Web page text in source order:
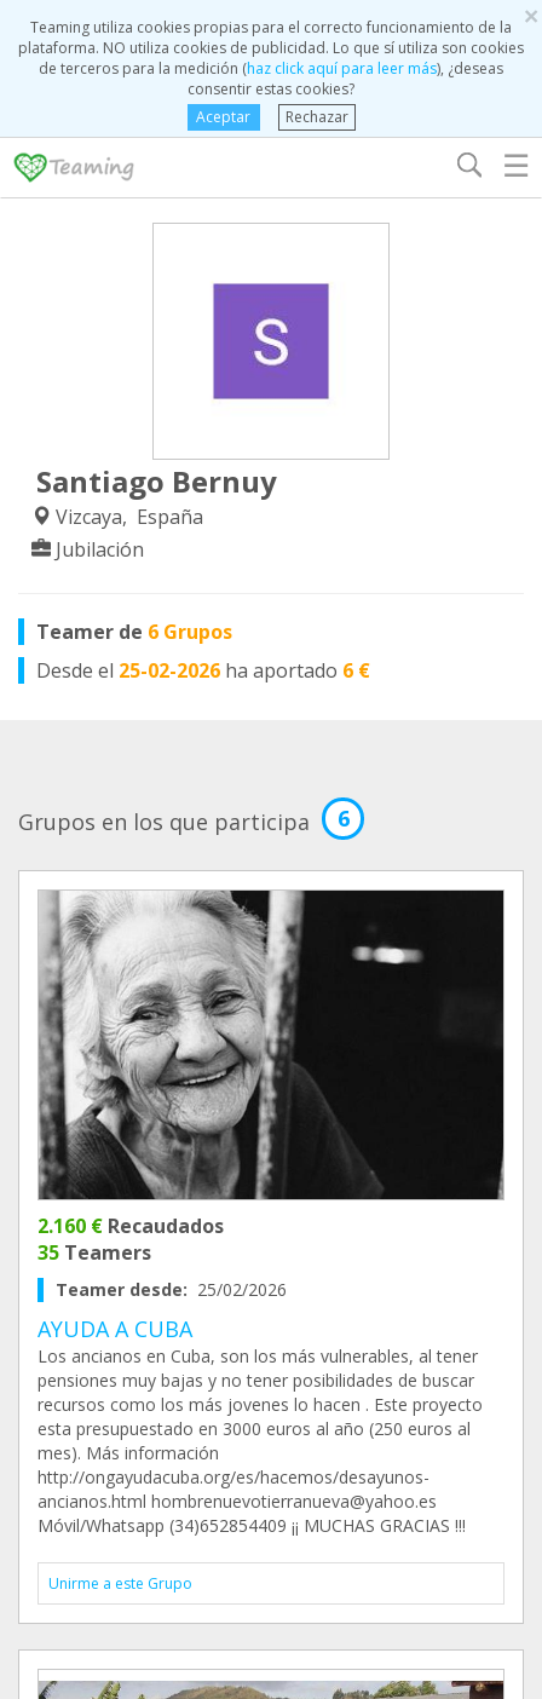
×
Teaming utiliza cookies propias para el correcto funcionamiento de la
plataforma. NO utiliza cookies de publicidad. Lo que sí utiliza son cookies
de terceros para la medición (haz click aquí para leer más), ¿deseas
consentir estas cookies?
Aceptar
Rechazar
☰
Santiago Bernuy
Vizcaya, España
Jubilación
Teamer de 6 Grupos
Desde el 25-02-2026 ha aportado 6 €
Grupos en los que participa 6
2.160 € Recaudados
35 Teamers
Teamer desde: 25/02/2026
AYUDA A CUBA
Los ancianos en Cuba, son los más vulnerables, al tener
pensiones muy bajas y no tener posibilidades de buscar
recursos como los más jovenes lo hacen . Este proyecto
esta presupuestado en 3000 euros al año (250 euros al
mes). Más información
http://ongayudacuba.org/es/hacemos/desayunos-
ancianos.html hombrenuevotierranueva@yahoo.es
Móvil/Whatsapp (34)652854409 ¡¡ MUCHAS GRACIAS !!!
Unirme a este Grupo